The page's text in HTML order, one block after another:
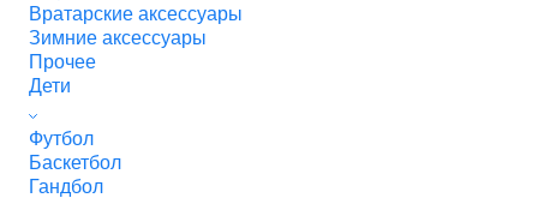
Вратарские аксессуары
Зимние аксессуары
Прочее
Дети
Футбол
Баскетбол
Гандбол